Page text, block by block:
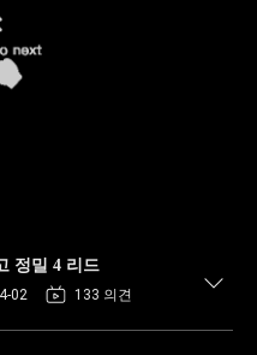
정밀 4 리드
02 133 의견